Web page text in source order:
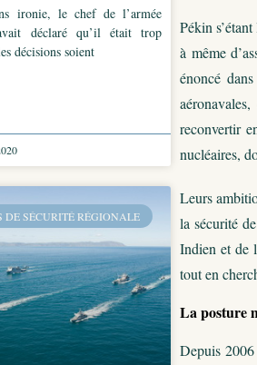
ironie, le chef de l’armée
déclaré qu’il était trop
décisions soient
DE SÉCURITÉ RÉGIONALE
Pékin
à même
énoncé
reconvertir
nucléaires,
Leurs
la sécurité
Indien et de
tout en
La posture
Depuis 2006